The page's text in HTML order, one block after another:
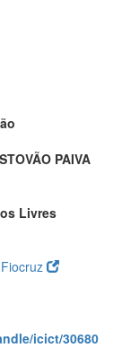
PAIVA
Livres
icict/30680